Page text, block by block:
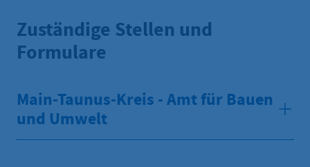
Zuständige Stellen und
Formulare
Main-Taunus-Kreis - Amt für Bauen
und Umwelt